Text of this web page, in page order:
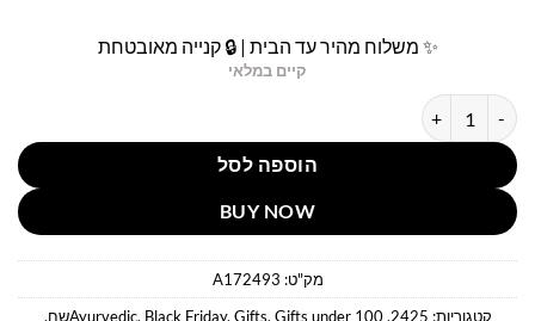
✨ משלוח מהיר עד הבית | 🔒 קנייה מאובטחת
קיים במלאי
כמות של קטורת וורד איורוודי
הוספה לסל
BUY NOW
מק"ט: A172493
קטגוריות: 2425
,
Ayurvedic, Black Friday, Gifts, Gifts under 100שח ,